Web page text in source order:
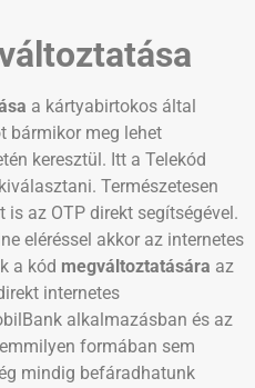
a kártyabirtokos által
bármikor meg lehet
keresztül. Itt a Telekód
Természetesen
az OTP direkt segítségével.
eléréssel akkor az internetes
a kód megváltoztatására az
internetes
alkalmazásban és az
formában sem
mindig befáradhatunk